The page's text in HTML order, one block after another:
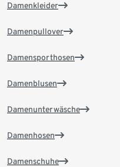
Damenkleider
Damenpullover
Damensporthosen
Damenblusen
Damenunterwäsche
Damenhosen
Damenschuhe